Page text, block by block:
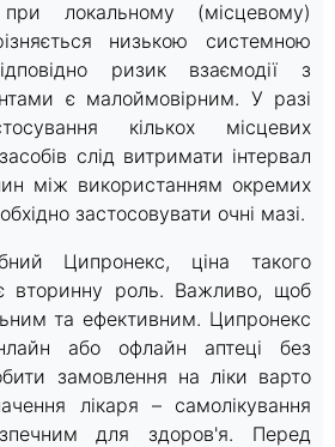
локальному (місцевому)
низькою системною
ризик взаємодії з
є малоймовірним. У разі
кількох місцевих
слід витримати інтервал
між використанням окремих
застосовувати очні мазі.
Ципронекс, ціна такого
вторинну роль. Важливо, щоб
та ефективним. Ципронекс
або офлайн аптеці без
замовлення на ліки варто
лікаря – самолікування
для здоров'я. Перед